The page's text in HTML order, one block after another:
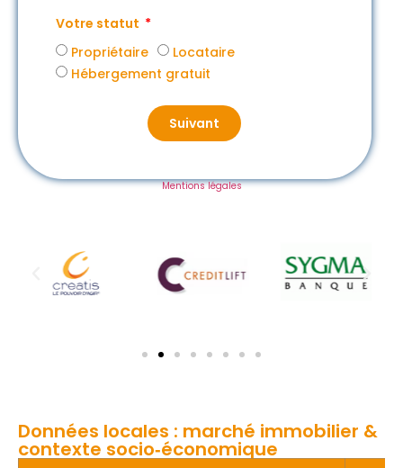
Votre statut
Propriétaire
Locataire
Hébergement gratuit
Suivant
Mentions légales
Données locales : marché immobilier &
contexte socio‑économique